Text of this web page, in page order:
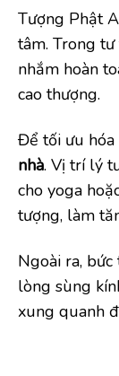
Tượng Phật
tâm. Trong
nhắm hoàn
cao thượng.
Để tối ưu hóa
nhà. Vị trí lý
cho yoga
tượng, làm
Ngoài ra,
lòng sùng
xung quanh